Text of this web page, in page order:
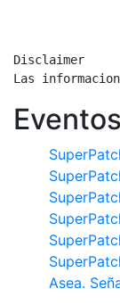
Disclaimer
Las
Asea.